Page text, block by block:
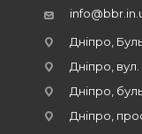
Дніпро,
Дніпро, вул.
Дніпро,
Дніпро,